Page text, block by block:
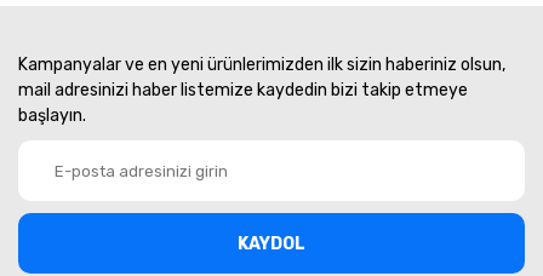
Kampanyalar ve en yeni ürünlerimizden ilk sizin haberiniz olsun,
mail adresinizi haber listemize kaydedin bizi takip etmeye
başlayın.
KAYDOL